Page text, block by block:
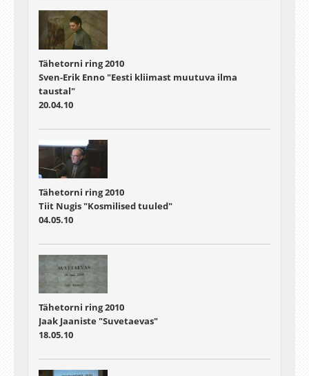
Tähetorni ring 2010
Sven-Erik Enno "Eesti kliimast muutuva ilma
taustal"
20.04.10
Tähetorni ring 2010
Tiit Nugis "Kosmilised tuuled"
04.05.10
Tähetorni ring 2010
Jaak Jaaniste "Suvetaevas"
18.05.10